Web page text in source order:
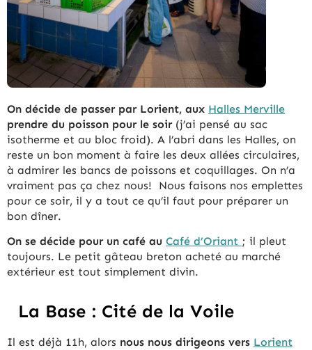
On décide de passer par Lorient, aux Halles Merville
prendre du poisson pour le soir(j’ai pensé au sac
isotherme et au bloc froid). A l’abri dans les Halles, on
reste un bon moment à faire les deux allées circulaires,
à admirer les bancs de poissons et coquillages. On n’a
vraiment pas ça chez nous! Nous faisons nos emplettes
pour ce soir, il y a tout ce qu’il faut pour préparer un
bon dîner.
On se décide pour un café au Café d’Oriant ; il pleut
toujours. Le petit gâteau breton acheté au marché
extérieur est tout simplement divin.
La Base : Cité de la Voile
Il est déjà 11h, alors nous nous dirigeons vers Lorient